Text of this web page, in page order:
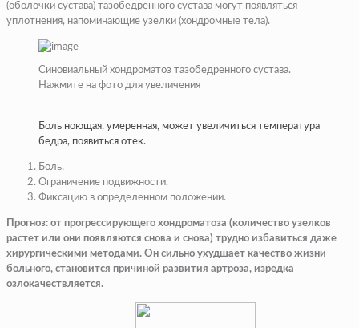
(оболочки сустава) тазобедренного сустава могут появляться
уплотнения, напоминающие узелки (хондромные тела).
Синовиальный хондроматоз тазобедренного сустава.
Нажмите на фото для увеличения
Боль ноющая, умеренная, может увеличиться температура
бедра, появиться отек.
Боль.
Ограничение подвижности.
Фиксацию в определенном положении.
Прогноз: от прогрессирующего хондроматоза (количество узелков
растет или они появляются снова и снова) трудно избавиться даже
хирургическими методами. Он сильно ухудшает качество жизни
больного, становится причиной развития артроза, изредка
озлокачествляется.